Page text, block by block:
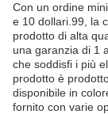
Con un ordine
e 10 dollari.99, la
prodotto di alta
una garanzia di 1
che soddisfi i più
prodotto è
disponibile in
fornito con varie